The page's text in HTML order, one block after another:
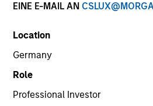
EINE E-MAIL AN
Location
Germany
Role
Professional Investor
YEARS OF INDUSTRY EXPERIENCE